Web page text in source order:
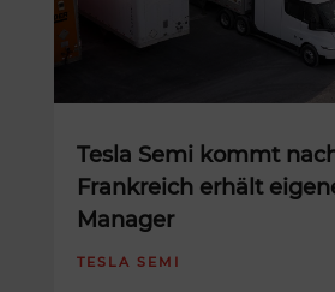
Tesla Semi kommt
Frankreich erhält
Manager
TESLA SEMI